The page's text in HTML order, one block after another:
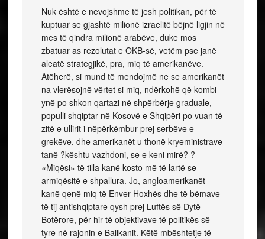
Nuk është e nevojshme të jesh politikan, për të
kuptuar se gjashtë milionë izraelitë bëjnë ligjin në
mes të qindra milionë arabëve, duke mos
zbatuar as rezolutat e OKB-së, vetëm pse janë
aleatë strategjikë, pra, miq të amerikanëve.
Atëherë, si mund të mendojmë ne se amerikanët
na vlerësojnë vërtet si miq, ndërkohë që kombi
ynë po shkon qartazi në shpërbërje graduale,
populli shqiptar në Kosovë e Shqipëri po vuan të
zitë e ullirit i nëpërkëmbur prej serbëve e
grekëve, dhe amerikanët u thonë kryeministrave
tanë ?kështu vazhdoni, se e keni mirë? ?
«Miqësi» të tilla kanë kosto më të lartë se
armiqësitë e shpallura. Jo, angloamerikanët
kanë qenë miq të Enver Hoxhës dhe të bëmave
të tij antishqiptare qysh prej Luftës së Dytë
Botërore, për hir të objektivave të politikës së
tyre në rajonin e Ballkanit. Këtë mbështetje të